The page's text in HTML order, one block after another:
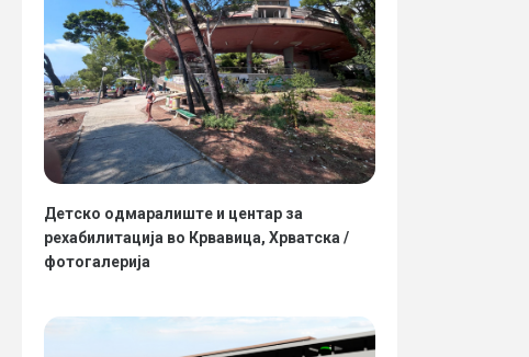
Детско одмаралиште и центар за
рехабилитација во Крвавица, Хрватска /
фотогалерија